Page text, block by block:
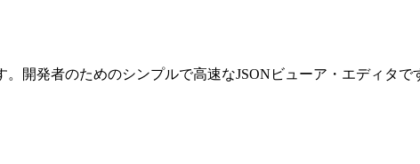
開発者のためのシンプルで高速なJSONビューア・エディタで